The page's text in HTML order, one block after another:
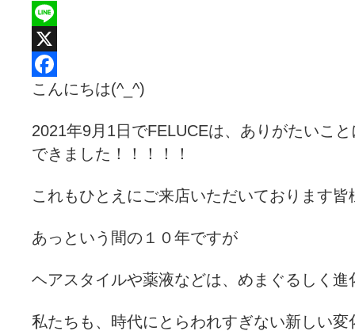
Line
X
Facebook
こんにちは(^_^)
2021年9月1日でFELUCEは、ありがたいこ
できました！！！！！
これもひとえにご来店いただいております皆
あっという間の１０年ですが
ヘアスタイルや薬液などは、めまぐるしく
私たちも、時代にとらわれすぎない新しい変